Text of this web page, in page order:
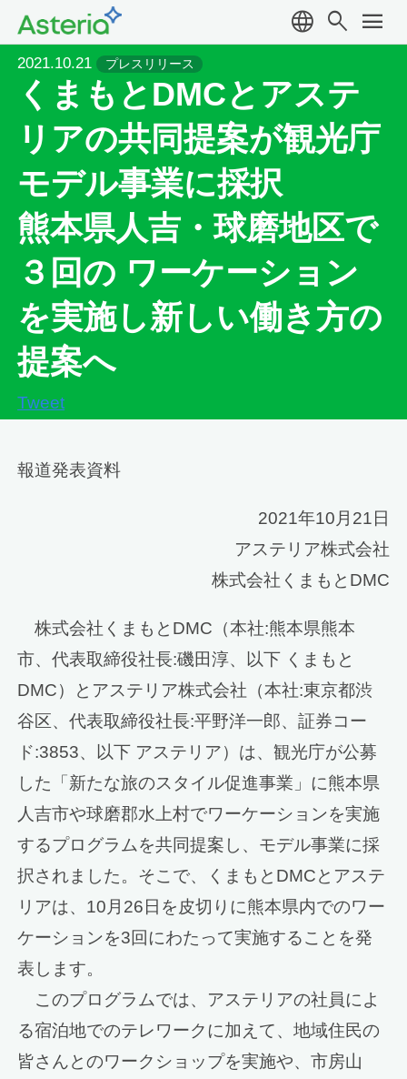
language search menu
2021.10.21 プレスリリース
くまもとDMCとアステ
リアの共同提案が観光庁
モデル事業に採択
熊本県人吉・球磨地区で
３回の ワーケーション
を実施し新しい働き方の
提案へ
Tweet
報道発表資料
2021年10月21日
アステリア株式会社
株式会社くまもとDMC
株式会社くまもとDMC（本社:熊本県熊本
市、代表取締役社長:磯田淳、以下 くまもと
DMC）とアステリア株式会社（本社:東京都渋
谷区、代表取締役社長:平野洋一郎、証券コー
ド:3853、以下 アステリア）は、観光庁が公募
した「新たな旅のスタイル促進事業」に熊本県
人吉市や球磨郡水上村でワーケーションを実施
するプログラムを共同提案し、モデル事業に採
択されました。そこで、くまもとDMCとアステ
リアは、10月26日を皮切りに熊本県内でのワー
ケーションを3回にわたって実施することを発
表します。
このプログラムでは、アステリアの社員によ
る宿泊地でのテレワークに加えて、地域住民の
皆さんとのワークショップを実施や、市房山